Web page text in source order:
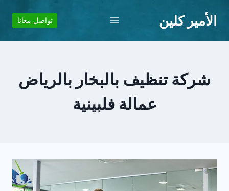
الأمير كلين تواصل معانا
شركة تنظيف بالبخار بالرياض
عمالة فلبينية